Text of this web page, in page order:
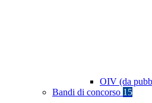
OIV (da
Bandi di concorso 15